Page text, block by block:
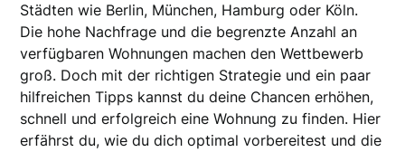
Städten wie Berlin, München, Hamburg oder Köln.
Die hohe Nachfrage und die begrenzte Anzahl an
verfügbaren Wohnungen machen den Wettbewerb
groß. Doch mit der richtigen Strategie und ein paar
hilfreichen Tipps kannst du deine Chancen erhöhen,
schnell und erfolgreich eine Wohnung zu finden. Hier
erfährst du, wie du dich optimal vorbereitest und die